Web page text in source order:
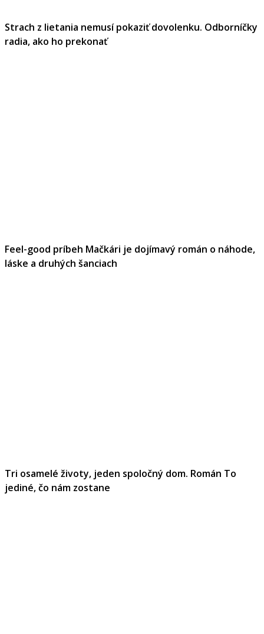
Strach z lietania nemusí pokaziť dovolenku. Odborníčky
radia, ako ho prekonať
Feel-good príbeh Mačkári je dojímavý román o náhode,
láske a druhých šanciach
Tri osamelé životy, jeden spoločný dom. Román To
jediné, čo nám zostane